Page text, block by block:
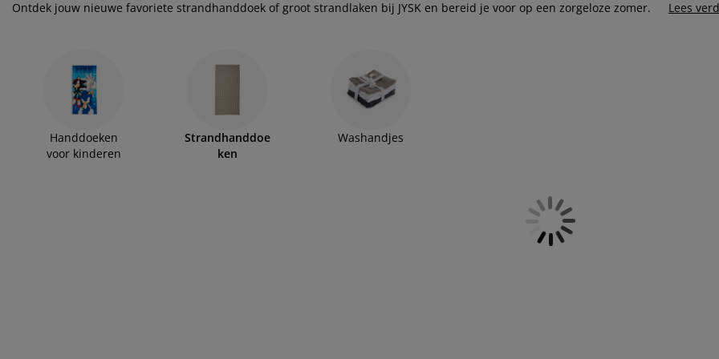
Ontdek jouw nieuwe favoriete strandhanddoek of groot strandlaken bij JYSK en bereid je voor op een zorgeloze zomer.
Lees
Handdoeken
voor kinderen
Strandhanddoe
ken
Washandjes